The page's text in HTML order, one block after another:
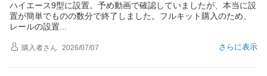
ハイエース9型に設置。予め動画で確認していましたが、本当に設
置が簡単でものの数分で終了しました。フルキット購入のため、
レールの設置
さらに表示
購入者さん 2026/07/07